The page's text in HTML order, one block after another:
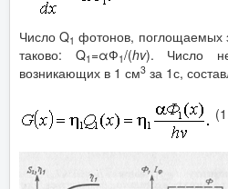
Число Q1 фотонов, поглощаемых
таково: Q1 =αФ1/(hv). Число
возникающих в 1 см3 за 1с,